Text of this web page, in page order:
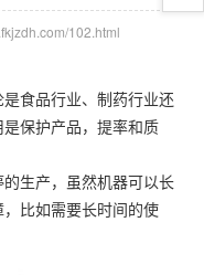
102.html
食品行业、制药行业还
保护产品，提率和质
生产，虽然机器可以长
比如需要长时间的使